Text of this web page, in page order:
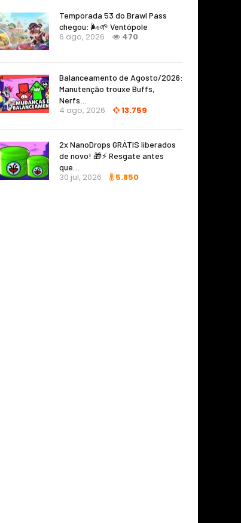
Temporada 53 do Brawl Pass
chegou: 🌬️🌱 Ventópole
6 ago, 2026 470
Balanceamento de Agosto/2026:
Manutenção trouxe Buffs,
Nerfs…
4 ago, 2026 13.759
2x NanoDrops GRÁTIS liberados
de novo! 🎁⚡ Resgate antes
que…
30 jul, 2026 5.850